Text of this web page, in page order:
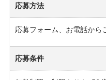
応募方法
応募フォーム、お電話から
応募条件